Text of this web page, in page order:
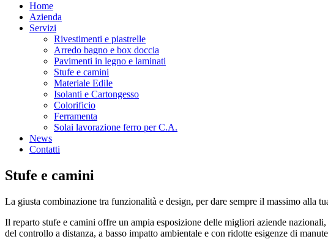
Home
Azienda
Servizi
Rivestimenti e piastrelle
Arredo bagno e box doccia
Pavimenti in legno e laminati
Stufe e camini
Materiale Edile
Isolanti e Cartongesso
Colorificio
Ferramenta
Solai lavorazione ferro per C.A.
News
Contatti
Stufe e camini
La giusta combinazione tra funzionalità e design, per dare sempre il massimo alla
Il reparto stufe e camini offre un ampia esposizione delle migliori aziende
del controllo a distanza, a basso impatto ambientale e con ridotte esigenze di